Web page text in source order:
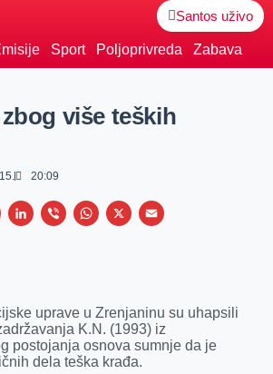
Santos uživo
Sport Poljoprivreda Zabava
više teških
20:09
M
e
n
g
L
e
d
I
V
r
W
s
A
p
X
E
l
uprave u Zrenjaninu su uhapsili
K.N. (1993) iz
postojanja osnova sumnje da je
dela teška krađa.